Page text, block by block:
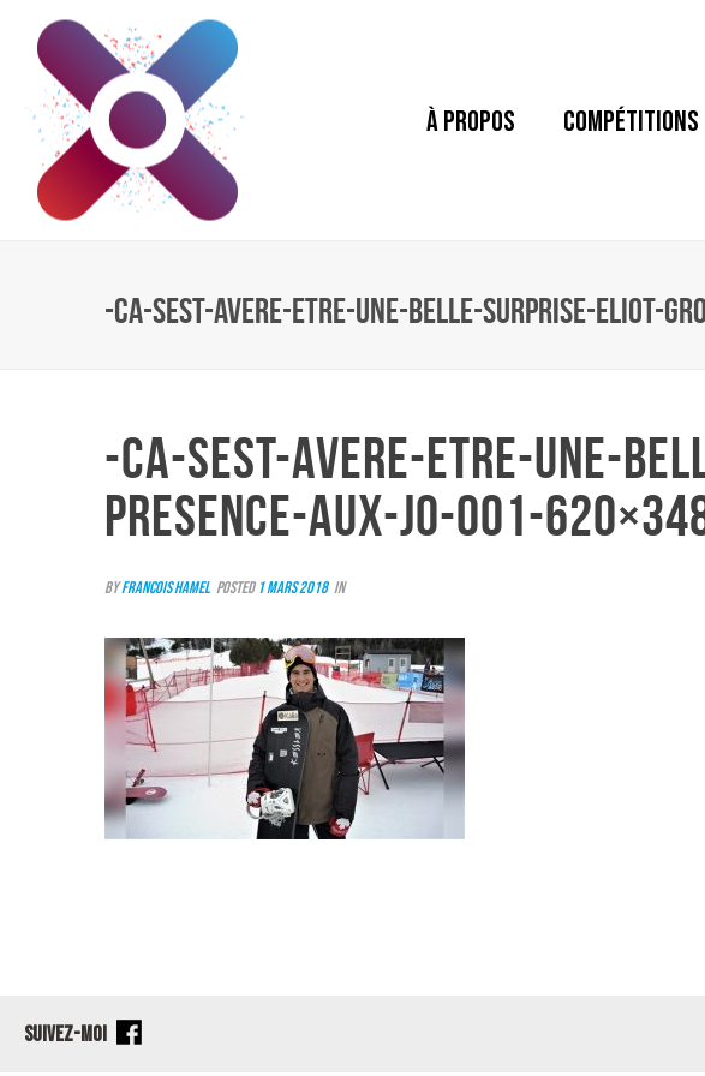
À PROPOS COMPÉTITIONS
-CA-SEST-AVERE-ETRE-UNE-BELLE-SURPRISE-ELIOT-
-CA-SEST-AVERE-ETRE-UNE-
PRESENCE-AUX-JO-001-
ByFrancois Hamel Posted1 mars 2018 In
SUIVEZ-MOI